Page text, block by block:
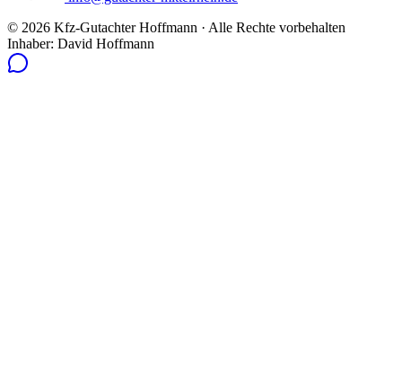
© 2026 Kfz-Gutachter Hoffmann · Alle Rechte vorbehalten
Inhaber: David Hoffmann